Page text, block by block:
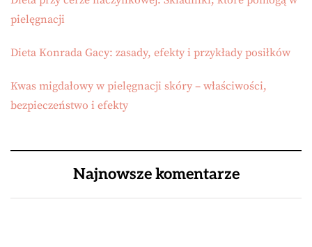
pielęgnacji
Dieta Konrada Gacy: zasady, efekty i przykłady posiłków
Kwas migdałowy w pielęgnacji skóry – właściwości,
bezpieczeństwo i efekty
Najnowsze komentarze